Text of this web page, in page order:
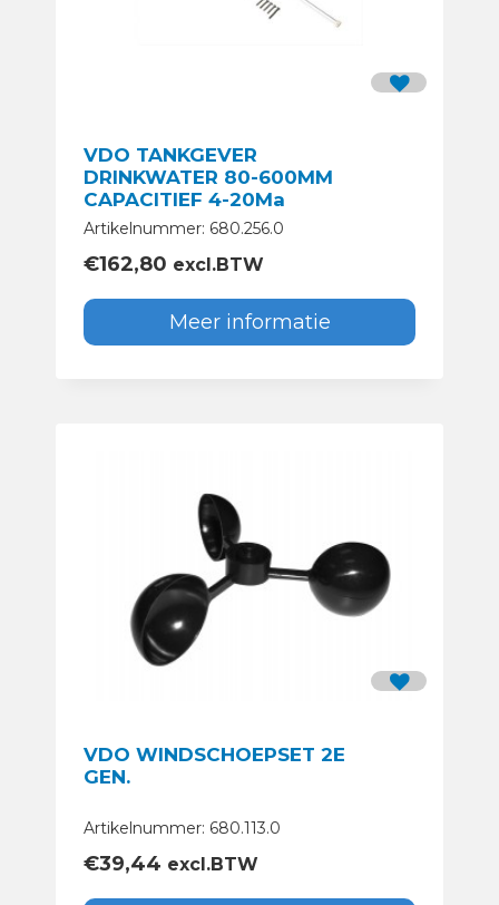
VDO TANKGEVER
DRINKWATER 80-600MM
CAPACITIEF 4-20Ma
Artikelnummer: 680.256.0
€162,80 excl.BTW
Meer informatie
VDO WINDSCHOEPSET 2E
GEN.
Artikelnummer: 680.113.0
€39,44 excl.BTW